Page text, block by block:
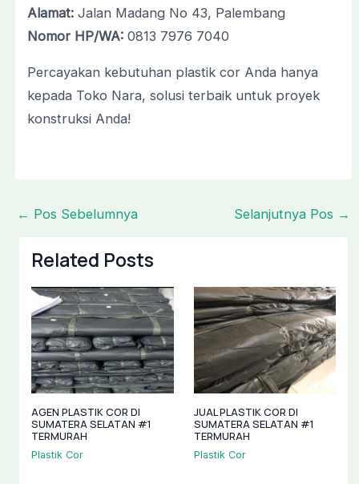
Alamat:Jalan Madang No 43, Palembang
Nomor HP/WA:0813 7976 7040
Percayakan kebutuhan plastik cor Anda hanya
kepada Toko Nara, solusi terbaik untuk proyek
konstruksi Anda!
← Pos Sebelumnya Selanjutnya Pos →
Related Posts
AGEN PLASTIK COR DI
SUMATERA SELATAN #1
TERMURAH
Plastik Cor
JUAL PLASTIK COR DI
SUMATERA SELATAN #1
TERMURAH
Plastik Cor